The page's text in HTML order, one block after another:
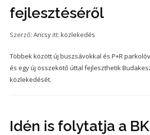
fejlesztéséről
Szerző: Ancsy itt: közlekedés
Többek között új buszsávokkal és P+R
és egy új összekötő úttal fejleszthetik
közlekedését.
Idén is folytatja a